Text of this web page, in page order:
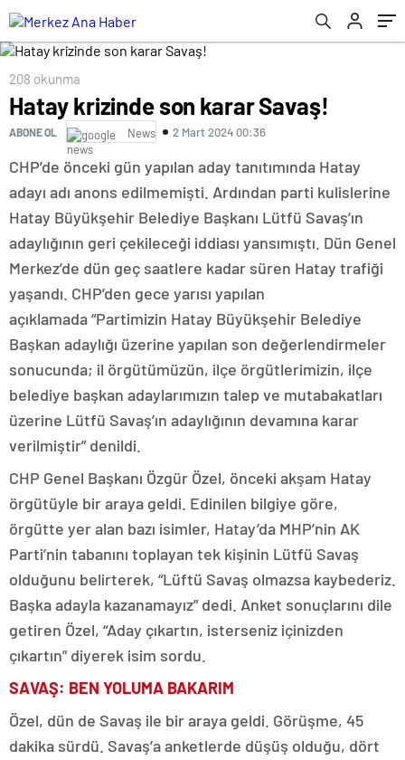
208 okunma
Hatay krizinde son karar Savaş!
ABONE OL News 2 Mart 2024 00:36
CHP’de önceki gün yapılan aday tanıtımında Hatay
adayı adı anons edilmemişti. Ardından parti kulislerine
Hatay Büyükşehir Belediye Başkanı Lütfü Savaş’ın
adaylığının geri çekileceği iddiası yansımıştı. Dün Genel
Merkez’de dün geç saatlere kadar süren Hatay trafiği
yaşandı. CHP’den gece yarısı yapılan
açıklamada “Partimizin Hatay Büyükşehir Belediye
Başkan adaylığı üzerine yapılan son değerlendirmeler
sonucunda; il örgütümüzün, ilçe örgütlerimizin, ilçe
belediye başkan adaylarımızın talep ve mutabakatları
üzerine Lütfü Savaş’ın adaylığının devamına karar
verilmiştir” denildi.
CHP Genel Başkanı Özgür Özel, önceki akşam Hatay
örgütüyle bir araya geldi. Edinilen bilgiye göre,
örgütte yer alan bazı isimler, Hatay’da MHP’nin AK
Parti’nin tabanını toplayan tek kişinin Lütfü Savaş
olduğunu belirterek, “Lüftü Savaş olmazsa kaybederiz.
Başka adayla kazanamayız” dedi. Anket sonuçlarını dile
getiren Özel, “Aday çıkartın, isterseniz içinizden
çıkartın” diyerek isim sordu.
SAVAŞ: BEN YOLUMA BAKARIM
Özel, dün de Savaş ile bir araya geldi. Görüşme, 45
dakika sürdü. Savaş’a anketlerde düşüş olduğu, dört